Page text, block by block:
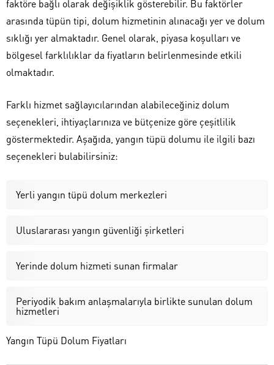
faktöre bağlı olarak değişiklik gösterebilir. Bu faktörler
arasında tüpün tipi, dolum hizmetinin alınacağı yer ve dolum
sıklığı yer almaktadır. Genel olarak, piyasa koşulları ve
bölgesel farklılıklar da fiyatların belirlenmesinde etkili
olmaktadır.
Farklı hizmet sağlayıcılarından alabileceğiniz dolum
seçenekleri, ihtiyaçlarınıza ve bütçenize göre çeşitlilik
göstermektedir. Aşağıda, yangın tüpü dolumu ile ilgili bazı
seçenekleri bulabilirsiniz:
Yerli yangın tüpü dolum merkezleri
Uluslararası yangın güvenliği şirketleri
Yerinde dolum hizmeti sunan firmalar
Periyodik bakım anlaşmalarıyla birlikte sunulan dolum
hizmetleri
Yangın Tüpü Dolum Fiyatları